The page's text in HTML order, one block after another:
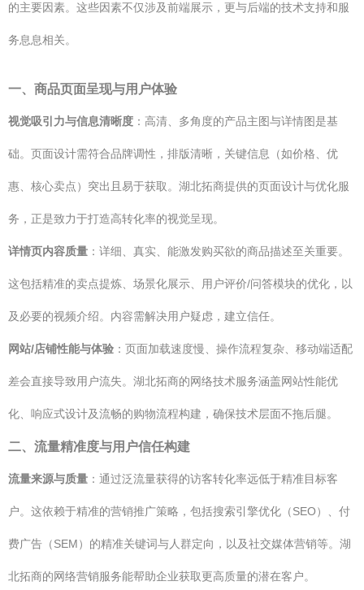
的主要因素。这些因素不仅涉及前端展示，更与后端的技术支持和服
务息息相关。
一、商品页面呈现与用户体验
视觉吸引力与信息清晰度 ：高清、多角度的产品主图与详情图是基
础。页面设计需符合品牌调性，排版清晰，关键信息（如价格、优
惠、核心卖点）突出且易于获取。湖北拓商提供的页面设计与优化服
务，正是致力于打造高转化率的视觉呈现。
详情页内容质量 ：详细、真实、能激发购买欲的商品描述至关重要。
这包括精准的卖点提炼、场景化展示、用户评价/问答模块的优化，以
及必要的视频介绍。内容需解决用户疑虑，建立信任。
网站/店铺性能与体验 ：页面加载速度慢、操作流程复杂、移动端适配
差会直接导致用户流失。湖北拓商的网络技术服务涵盖网站性能优
化、响应式设计及流畅的购物流程构建，确保技术层面不拖后腿。
二、流量精准度与用户信任构建
流量来源与质量 ：通过泛流量获得的访客转化率远低于精准目标客
户。这依赖于精准的营销推广策略，包括搜索引擎优化（SEO）、付
费广告（SEM）的精准关键词与人群定向，以及社交媒体营销等。湖
北拓商的网络营销服务能帮助企业获取更高质量的潜在客户。